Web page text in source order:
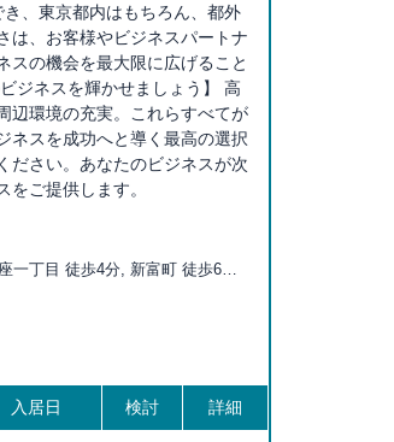
、東京都内はもちろん、都外
は、お客様やビジネスパートナ
スの機会を最大限に広げること
ジネスを輝かせましょう】 高
辺環境の充実。これらすべてが
ネスを成功へと導く最高の選択
ださい。あなたのビジネスが次
ご提供します。
一丁目 徒歩4分, 新富町 徒歩6分,
徒歩8分, 築地 徒歩8分, 日比谷
歩10分, 汐留 徒歩10分, 八丁堀 徒
歩14分, 内幸町 徒歩15分, 日本橋
門 徒歩20分
入居日 検討 詳細